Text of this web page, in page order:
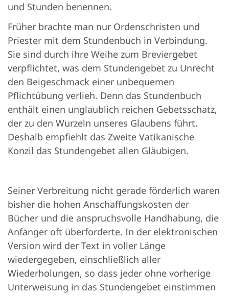
und Stunden benennen.
Früher brachte man nur Ordenschristen und
Priester mit dem Stundenbuch in Verbindung.
Sie sind durch ihre Weihe zum Breviergebet
verpflichtet, was dem Stundengebet zu Unrecht
den Beigeschmack einer unbequemen
Pflichtübung verlieh. Denn das Stundenbuch
enthält einen unglaublich reichen Gebetsschatz,
der zu den Wurzeln unseres Glaubens führt.
Deshalb empfiehlt das Zweite Vatikanische
Konzil das Stundengebet allen Gläubigen.
Seiner Verbreitung nicht gerade förderlich waren
bisher die hohen Anschaffungskosten der
Bücher und die anspruchsvolle Handhabung, die
Anfänger oft überforderte. In der elektronischen
Version wird der Text in voller Länge
wiedergegeben, einschließlich aller
Wiederholungen, so dass jeder ohne vorherige
Unterweisung in das Stundengebet einstimmen